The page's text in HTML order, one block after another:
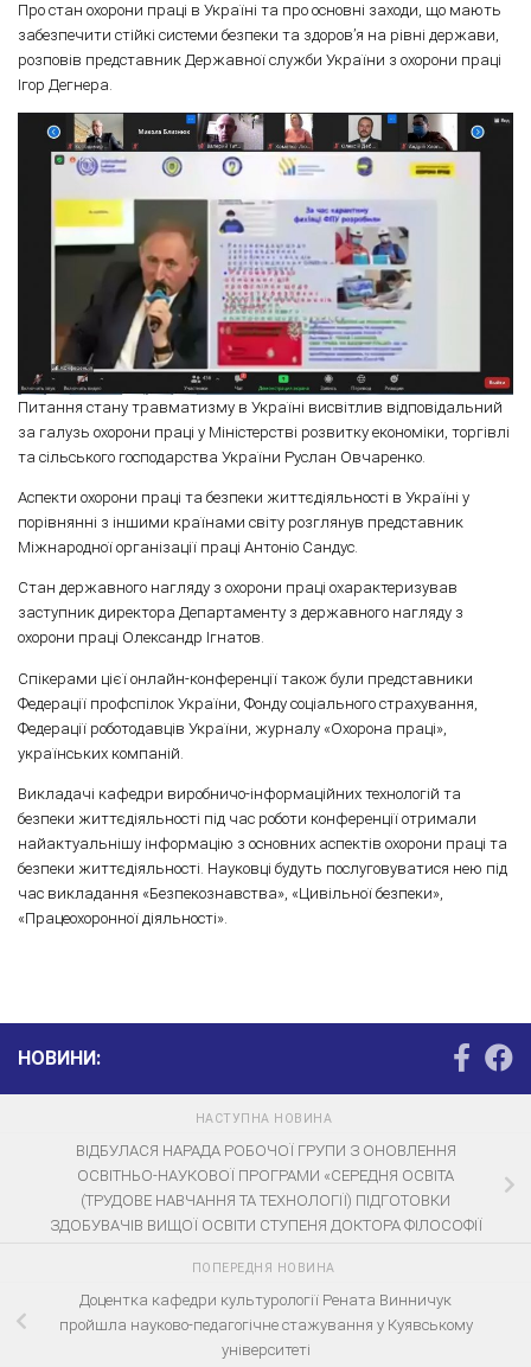
Про стан охорони праці в Україні та про основні заходи, що мають
забезпечити стійкі системи безпеки та здоров’я на рівні держави,
розповів представник Державної служби України з охорони праці
Ігор Дегнера.
Питання стану травматизму в Україні висвітлив відповідальний
за галузь охорони праці у Міністерстві розвитку економіки, торгівлі
та сільського господарства України Руслан Овчаренко.
Аспекти охорони праці та безпеки життєдіяльності в Україні у
порівнянні з іншими країнами світу розглянув представник
Міжнародної організації праці Антоніо Сандус.
Стан державного нагляду з охорони праці охарактеризував
заступник директора Департаменту з державного нагляду з
охорони праці Олександр Ігнатов.
Спікерами цієї онлайн-конференції також були представники
Федерації профспілок України, Фонду соціального страхування,
Федерації роботодавців України, журналу «Охорона праці»,
українських компаній.
Викладачі кафедри виробничо-інформаційних технологій та
безпеки життєдіяльності під час роботи конференції отримали
найактуальнішу інформацію з основних аспектів охорони праці та
безпеки життєдіяльності. Науковці будуть послуговуватися нею під
час викладання «Безпекознавства», «Цивільної безпеки»,
«Працеохоронної діяльності».
НОВИНИ:
НАСТУПНА НОВИНА
ВІДБУЛАСЯ НАРАДА РОБОЧОЇ ГРУПИ З ОНОВЛЕННЯ
ОСВІТНЬО-НАУКОВОЇ ПРОГРАМИ «СЕРЕДНЯ ОСВІТА
(ТРУДОВЕ НАВЧАННЯ ТА ТЕХНОЛОГІЇ) ПІДГОТОВКИ
ЗДОБУВАЧІВ ВИЩОЇ ОСВІТИ СТУПЕНЯ ДОКТОРА ФІЛОСОФІЇ
ПОПЕРЕДНЯ НОВИНА
Доцентка кафедри культурології Рената Винничук
пройшла науково-педагогічне стажування у Куявському
університеті